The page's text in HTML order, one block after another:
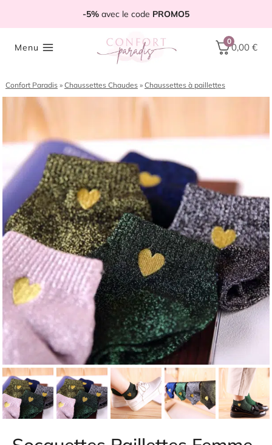
au
contenu
-5% avec le code PROMO5
Menu
0
0,00 €
Confort Paradis » Chaussettes Chaudes » Chaussettes à paillettes